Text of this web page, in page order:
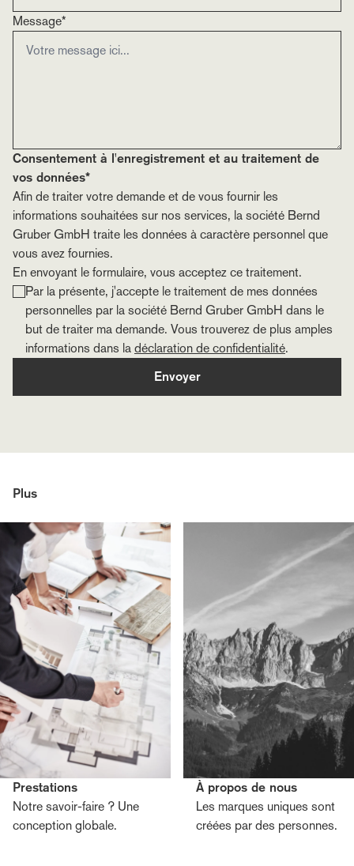
Message*
Consentement à l'enregistrement et au traitement de
vos données*
Afin de traiter votre demande et de vous fournir les
informations souhaitées sur nos services, la société Bernd
Gruber GmbH traite les données à caractère personnel que
vous avez fournies.
En envoyant le formulaire, vous acceptez ce traitement.
Par la présente, j'accepte le traitement de mes données
personnelles par la société Bernd Gruber GmbH dans le
but de traiter ma demande. Vous trouverez de plus amples
informations dans la déclaration de confidentialité.
Envoyer
Plus
Prestations
Notre savoir-faire ? Une
conception globale.
À propos de nous
Les marques uniques sont
créées par des personnes.